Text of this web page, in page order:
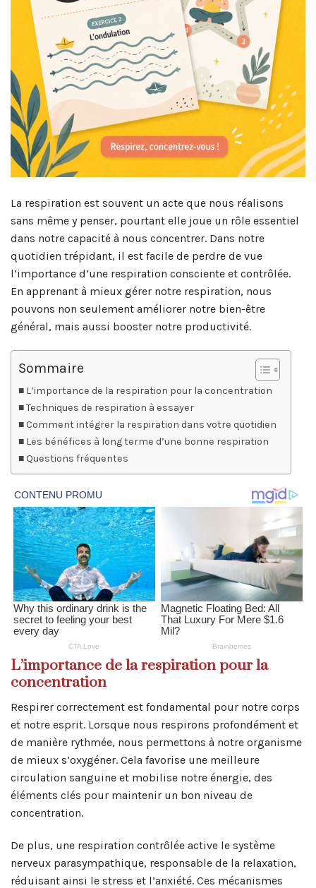
La respiration est souvent un acte que nous réalisons
sans même y penser, pourtant elle joue un rôle essentiel
dans notre capacité à nous concentrer. Dans notre
quotidien trépidant, il est facile de perdre de vue
l’importance d’une respiration consciente et contrôlée.
En apprenant à mieux gérer notre respiration, nous
pouvons non seulement améliorer notre bien-être
général, mais aussi booster notre productivité.
Sommaire
L’importance de la respiration pour la concentration
Techniques de respiration à essayer
Comment intégrer la respiration dans votre quotidien
Les bénéfices à long terme d’une bonne respiration
Questions fréquentes
L’importance de la respiration pour la
concentration
Respirer correctement est fondamental pour notre corps
et notre esprit. Lorsque nous respirons profondément et
de manière rythmée, nous permettons à notre organisme
de mieux s’oxygéner. Cela favorise une meilleure
circulation sanguine et mobilise notre énergie, des
éléments clés pour maintenir un bon niveau de
concentration.
De plus, une respiration contrôlée active le système
nerveux parasympathique, responsable de la relaxation,
réduisant ainsi le stress et l’anxiété. Ces mécanismes